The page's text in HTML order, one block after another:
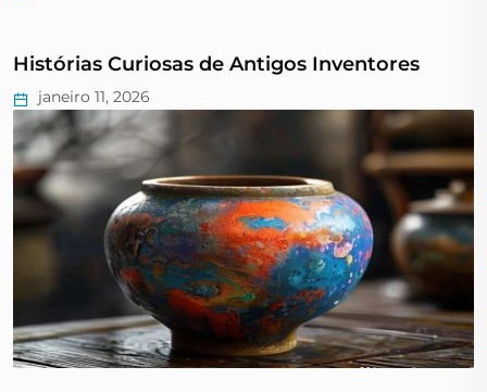
Histórias Curiosas de Antigos Inventores
janeiro 11, 2026